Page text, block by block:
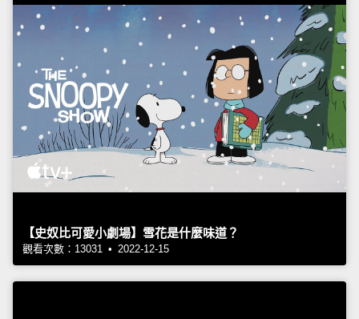
【史奴比可愛小劇場】雪花是什麼味道？
觀看次數：13031 • 2022-12-15